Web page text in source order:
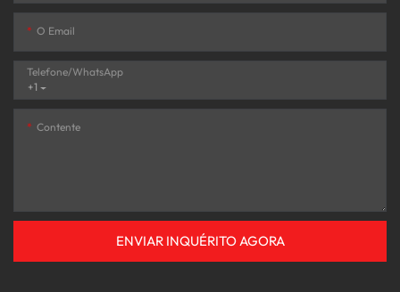
O Email
+1
Telefone/WhatsApp
Contente
ENVIAR INQUÉRITO AGORA